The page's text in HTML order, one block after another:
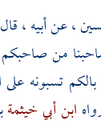
، عن أبيه ،
من
تسبونه على
ابن أبي خيثمة